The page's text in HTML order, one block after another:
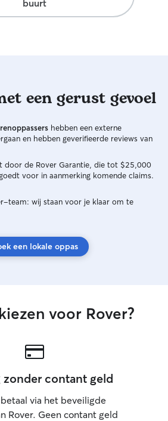
buurt
een gerust gevoel
hebben een externe
en hebben geverifieerde reviews van
door de Rover Garantie, die tot $25,000
voor in aanmerking komende claims.
team: wij staan voor je klaar om te
een lokale oppas
voor Rover?
zonder contant geld
via het beveiligde
Rover. Geen contant geld